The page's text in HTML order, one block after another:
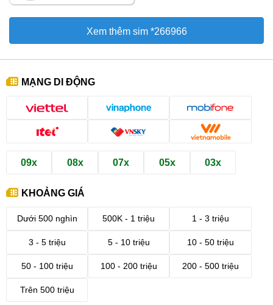
Xem thêm sim *266966
MẠNG DI ĐỘNG
09x 08x 07x 05x 03x
KHOẢNG GIÁ
Dưới 500 nghìn 500K - 1 triệu 1 - 3 triệu
3 - 5 triệu 5 - 10 triệu 10 - 50 triệu
50 - 100 triệu 100 - 200 triệu 200 - 500 triệu
Trên 500 triệu